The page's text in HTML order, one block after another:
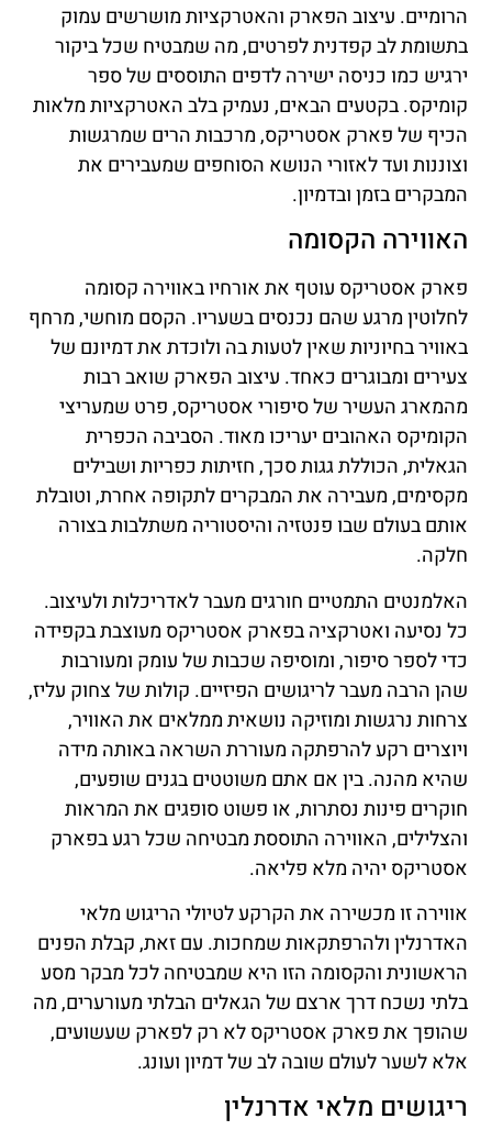
הרומיים. עיצוב הפארק והאטרקציות מושרשים עמוק
בתשומת לב קפדנית לפרטים, מה שמבטיח שכל ביקור
ירגיש כמו כניסה ישירה לדפים התוססים של ספר
קומיקס. בקטעים הבאים, נעמיק בלב האטרקציות מלאות
הכיף של פארק אסטריקס, מרכבות הרים שמרגשות
וצוננות ועד לאזורי הנושא הסוחפים שמעבירים את
המבקרים בזמן ובדמיון.
האווירה הקסומה
פארק אסטריקס עוטף את אורחיו באווירה קסומה
לחלוטין מרגע שהם נכנסים בשעריו. הקסם מוחשי, מרחף
באוויר בחיוניות שאין לטעות בה ולוכדת את דמיונם של
צעירים ומבוגרים כאחד. עיצוב הפארק שואב רבות
מהמארג העשיר של סיפורי אסטריקס, פרט שמעריצי
הקומיקס האהובים יעריכו מאוד. הסביבה הכפרית
הגאלית, הכוללת גגות סכך, חזיתות כפריות ושבילים
מקסימים, מעבירה את המבקרים לתקופה אחרת, וטובלת
אותם בעולם שבו פנטזיה והיסטוריה משתלבות בצורה
חלקה.
האלמנטים התמטיים חורגים מעבר לאדריכלות ולעיצוב.
כל נסיעה ואטרקציה בפארק אסטריקס מעוצבת בקפידה
כדי לספר סיפור, ומוסיפה שכבות של עומק ומעורבות
שהן הרבה מעבר לריגושים הפיזיים. קולות של צחוק עליז,
צרחות נרגשות ומוזיקה נושאית ממלאים את האוויר,
ויוצרים רקע להרפתקה מעוררת השראה באותה מידה
שהיא מהנה. בין אם אתם משוטטים בגנים שופעים,
חוקרים פינות נסתרות, או פשוט סופגים את המראות
והצלילים, האווירה התוססת מבטיחה שכל רגע בפארק
אסטריקס יהיה מלא פליאה.
אווירה זו מכשירה את הקרקע לטיולי הריגוש מלאי
האדרנלין ולהרפתקאות שמחכות. עם זאת, קבלת הפנים
הראשונית והקסומה הזו היא שמבטיחה לכל מבקר מסע
בלתי נשכח דרך ארצם של הגאלים הבלתי מעורערים, מה
שהופך את פארק אסטריקס לא רק לפארק שעשועים,
אלא לשער לעולם שובה לב של דמיון ועונג.
ריגושים מלאי אדרנלין